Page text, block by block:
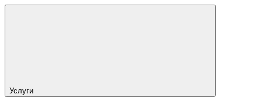
Услуги